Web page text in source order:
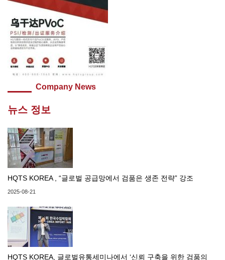
Company News
뉴스 정보
HQTS KOREA , “글로벌 공급망에서 검품은 생존 전략” 강조
2025-08-21
HQTS KOREA, 글로벌유통세미나에서 ‘신뢰 구축을 위한 검품의